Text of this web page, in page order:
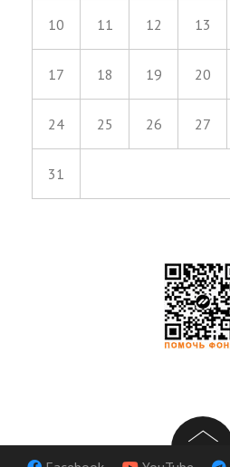
10 11 12 13
17 18 19 20
24 25 26 27
31